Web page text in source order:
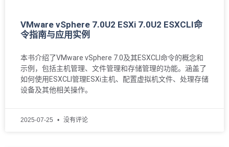
VMware vSphere 7.0U2 ESXi 7.0U2 ESXCLI命
令指南与应用实例
本书介绍了VMware vSphere 7.0及其ESXCLI命令的概念和
示例，包括主机管理、文件管理和存储管理的功能。涵盖了
如何使用ESXCLI管理ESXi主机、配置虚拟机文件、处理存储
设备及其他相关操作。
2025-07-25 没有评论